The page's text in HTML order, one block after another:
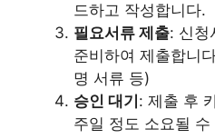
드하고 작성합니다.
필요서류 제출: 신청
준비하여 제출합니
명 서류 등)
승인 대기 : 제출 후
주일 정도 소요될 수